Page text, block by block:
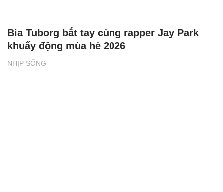
NHỊP SỐNG
Bia Tuborg bắt tay cùng rapper Jay Park
khuấy động mùa hè 2026